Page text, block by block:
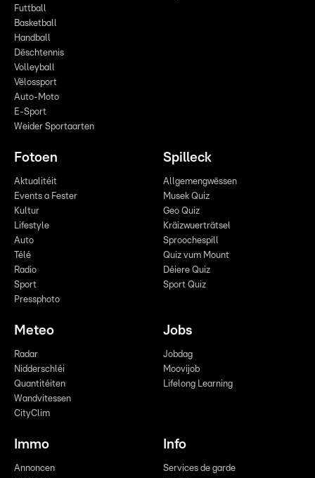
Futtball
Basketball
Handball
Dëschtennis
Volleyball
Vëlossport
Auto-Moto
E-Sport
Weider Sportaarten
Fotoen
Aktualitéit
Events a Fester
Kultur
Lifestyle
Auto
Télé
Radio
Sport
Pressphoto
Spilleck
Allgemengwëssen
Musek Quiz
Geo Quiz
Kräizwuerträtsel
Sproochespill
Quiz vum Mount
Déiere Quiz
Sport Quiz
Meteo
Radar
Nidderschléi
Quantitéiten
Wandvitessen
CityClim
Jobs
Jobdag
Moovijob
Lifelong Learning
Immo
Annoncen
Info
Services de garde